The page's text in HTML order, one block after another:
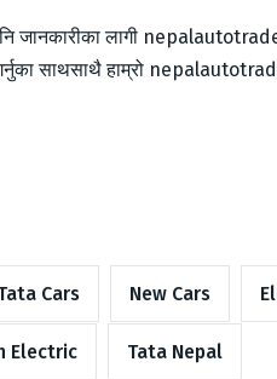
जानकारीका लागी
साथसाथै हाम्रो
Cars New Cars
Electric Tata Nepal